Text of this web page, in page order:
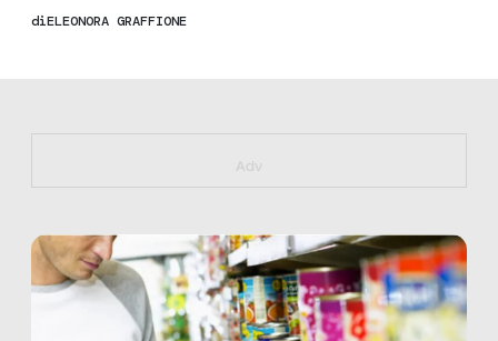
diELEONORA GRAFFIONE
https://bit.ly/muster_aggiornamento
Adv